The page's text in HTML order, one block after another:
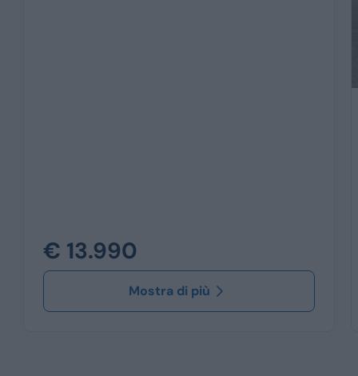
€ 13.990
Mostra di più